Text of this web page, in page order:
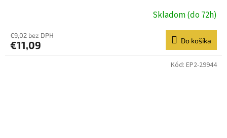
Skladom (do 72h)
€9,02 bez DPH
€11,09 Do košíka
Kód: EP2-29944